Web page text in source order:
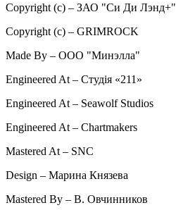
Copyright (c) – ЗАО "Си Ди Лэнд+"
Copyright (c) – GRIMROCK
Made By – ООО "Минэлла"
Engineered At – Студія «211»
Engineered At – Seawolf Studios
Engineered At – Chartmakers
Mastered At – SNC
Design – Марина Князева
Mastered By – В. Овчинников